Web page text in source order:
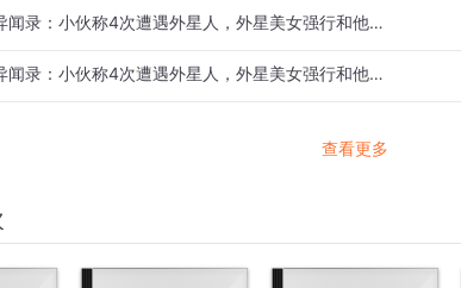
749局异闻录：小伙称4次遭遇外星人，外星美女强行和他发生关系-2
749局异闻录：小伙称4次遭遇外星人，外星美女强行和他发生关系-3
查看更多